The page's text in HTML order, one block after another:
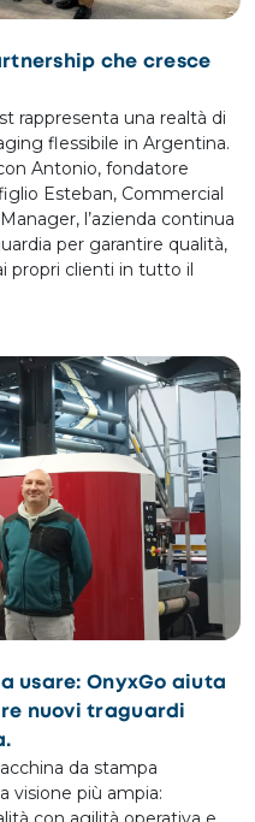
che cresce
rappresenta una realtà di
flessibile in Argentina.
Antonio, fondatore
Esteban, Commercial
l’azienda continua
per garantire qualità,
propri clienti in tutto il
usare: OnyxGo aiuta
nuovi traguardi
da stampa
visione più ampia: